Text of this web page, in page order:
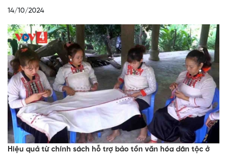
14/10/2024
Hiệu quả từ chính sách hỗ trợ bảo tồn văn hóa dân tộc ở